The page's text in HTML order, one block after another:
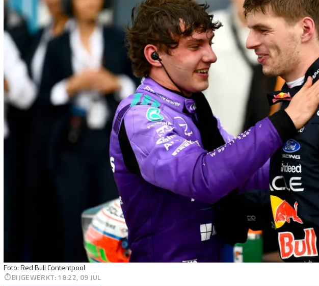
Foto: Red Bull Contentpool
BIJGEWERKT:18:22, 09 JUL